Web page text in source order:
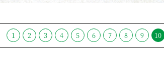
1 2 3 4 5 6 7 8 9 10